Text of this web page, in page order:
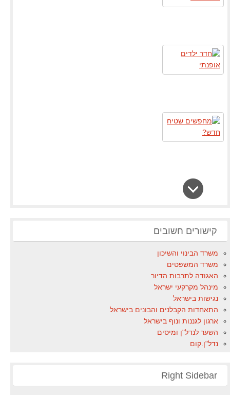
קישורים חשובים
משרד הבינוי והשיכון
משרד המשפטים
האגודה לתרבות הדיור
מינהל מקרקעי ישראל
נגישות בישראל
התאחדות הקבלנים והבונים בישראל
ארגון לגננות ונוף בישראל
השער לנדל"ן ומיסים
נדל"ן.קום
Right Sidebar